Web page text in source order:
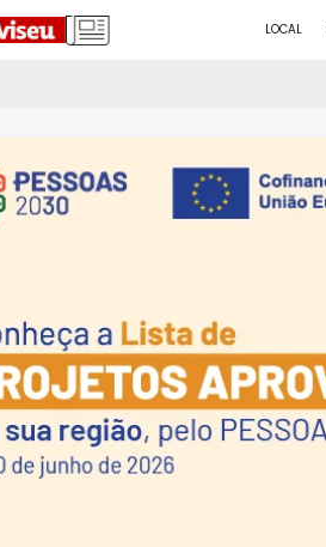
LOCAL